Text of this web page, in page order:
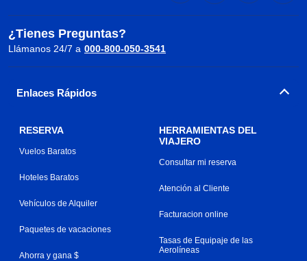
¿Tienes Preguntas?
Llámanos 24/7 a 000-800-050-3541
Enlaces Rápidos
RESERVA
Vuelos Baratos
Hoteles Baratos
Vehículos de Alquiler
Paquetes de vacaciones
Ahorra y gana $
HERRAMIENTAS DEL
VIAJERO
Consultar mi reserva
Atención al Cliente
Facturacion online
Tasas de Equipaje de las
Aerolíneas